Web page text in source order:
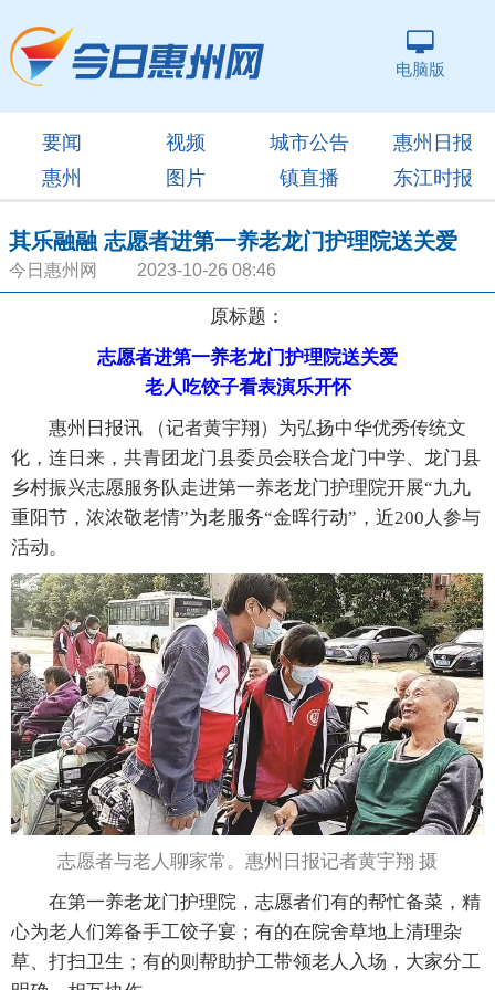
电脑版
要闻 视频 城市公告
惠州日报
惠州
图片 镇直播 东江时报
其乐融融 志愿者进第一养老龙门护理院送关爱
今日惠州网 2023-10-26 08:46
原标题：
志愿者进第一养老龙门护理院送关爱
老人吃饺子看表演乐开怀
惠州日报讯 （记者黄宇翔）为弘扬中华优秀传统文
化，连日来，共青团龙门县委员会联合龙门中学、龙门县
乡村振兴志愿服务队走进第一养老龙门护理院开展“九九
重阳节，浓浓敬老情”为老服务“金晖行动”，近200人参与
活动。
志愿者与老人聊家常。惠州日报记者黄宇翔 摄
在第一养老龙门护理院，志愿者们有的帮忙备菜，精
心为老人们筹备手工饺子宴；有的在院舍草地上清理杂
草、打扫卫生；有的则帮助护工带领老人入场，大家分工